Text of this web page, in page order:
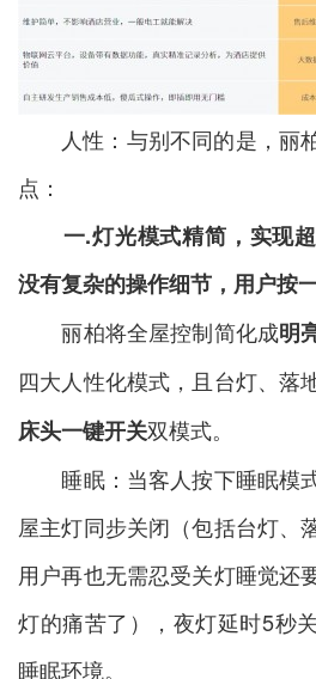
人性：与别不同的是，丽
点：
一.灯光模式精简，实现
没有复杂的操作细节，用户按
丽柏将全屋控制简化成明
四大人性化模式，且台灯、落
床头一键开关双模式。
睡眠：当客人按下睡眠模
屋主灯同步关闭（包括台灯、
用户再也无需忍受关灯睡觉还
灯的痛苦了），夜灯延时5秒
睡眠环境。